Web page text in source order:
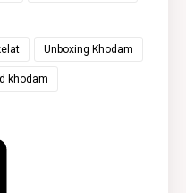
Unboxing Khodam
khodam